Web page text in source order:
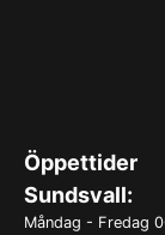
Öppettider
Sundsvall:
Måndag - Fredag